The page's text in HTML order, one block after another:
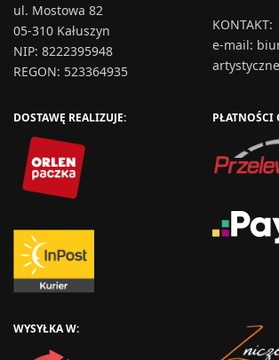
ul. Mostowa 82
05-310 Kałuszyn
NIP: 8222395948
REGON: 523364935
KONTAKT:
e-mail:
DOSTAWĘ REALIZUJE: PŁATNOŚCI
WYSYŁKA W: